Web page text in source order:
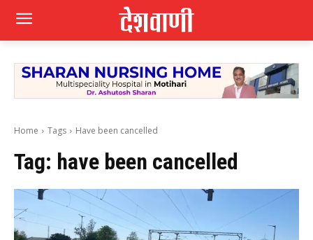
Home Tags Have been cancelled
Tag: have been cancelled